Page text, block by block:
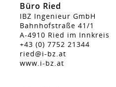
Büro Ried
IBZ Ingenieur GmbH
Bahnhofstraße 41/1
A-4910 Ried im Innkreis
+43 (0) 7752 21344
ried@i-bz.at
www.i-bz.at